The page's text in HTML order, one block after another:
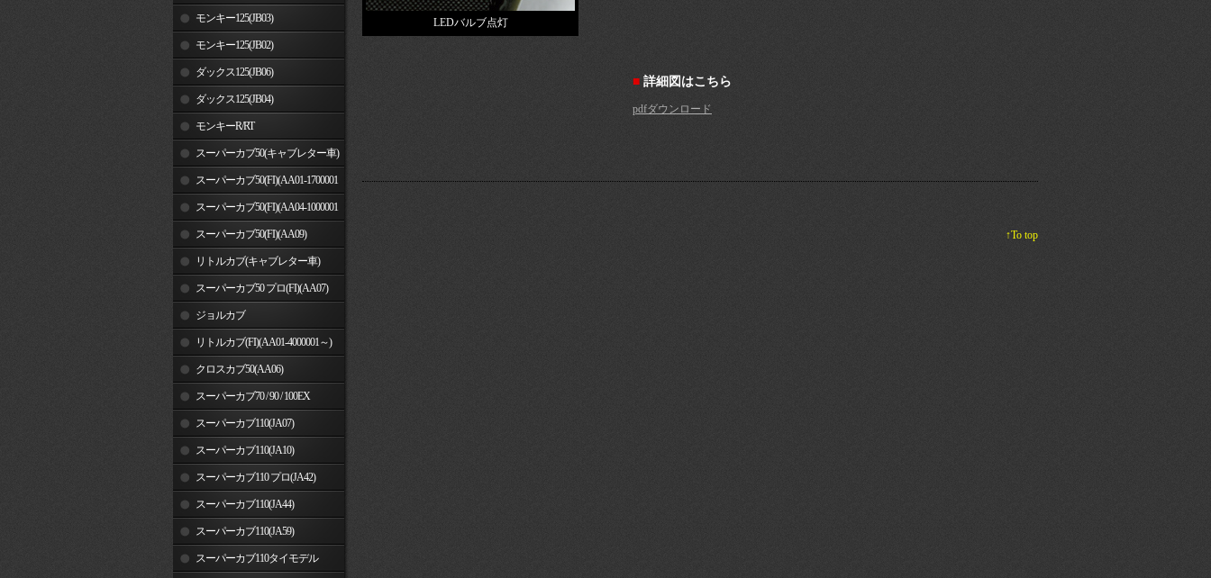
モンキー125(JB03)
モンキー125(JB02)
ダックス125(JB06)
ダックス125(JB04)
モンキーR/RT
スーパーカブ50(キャブレター車)
スーパーカブ50(FI)(AA01-1700001
～) スーパーカブ50(FI)(AA04-1000001
～) スーパーカブ50(FI)(AA09)
リトルカブ(キャブレター車)
スーパーカブ50 プロ(FI)(AA07)
ジョルカブ
リトルカブ(FI)(AA01-4000001～)
クロスカブ50(AA06)
スーパーカブ70 / 90 / 100EX
スーパーカブ110(JA07)
スーパーカブ110(JA10)
スーパーカブ110 プロ(JA42)
スーパーカブ110(JA44)
スーパーカブ110(JA59)
スーパーカブ110タイモデル
LEDバルブ点灯
■ 詳細図はこちら
pdfダウンロード
↑To top